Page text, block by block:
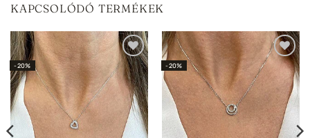
KAPCSOLÓDÓ TERMÉKEK
-20%
Hozzáadás a
Kedvencekhez
-20%
Hozzáadás a
Kedvencekhez